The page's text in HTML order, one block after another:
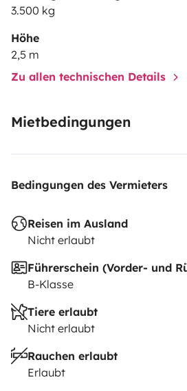
3.500 kg
Höhe
2,5 m
Zu allen technischen Details
Mietbedingungen
Bedingungen des Vermieters
Reisen im Ausland
Nicht erlaubt
Führerschein (Vorder- und
B-Klasse
Tiere erlaubt
Nicht erlaubt
Rauchen erlaubt
Erlaubt